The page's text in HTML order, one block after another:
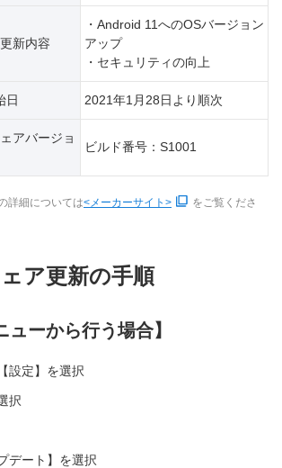
新内容
・Android 11へのOSバージョン
アップ
・セキュリティの向上
日 2021年1月28日より順次
アバージョ
ビルド番号：S1001
詳細については<メーカーサイト>
をご覧くださ
ア更新の手順
ューから行う場合】
設定】を選択
択
デート】を選択